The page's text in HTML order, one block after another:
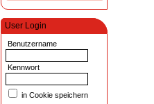
User Login
Benutzername
Kennwort
in Cookie speichern